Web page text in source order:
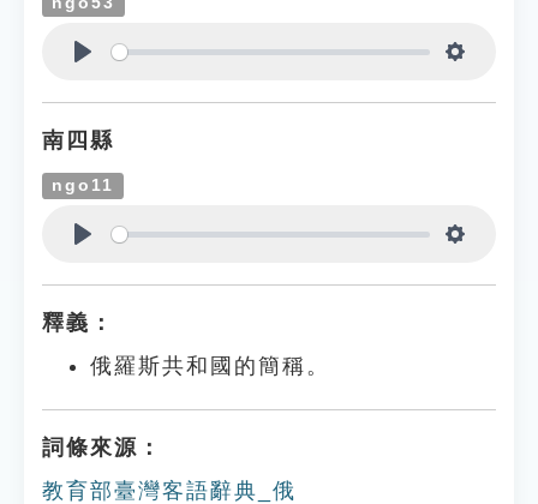
南四縣
ngo11
釋義：
俄羅斯共和國的簡稱。
詞條來源：
教育部臺灣客語辭典_俄